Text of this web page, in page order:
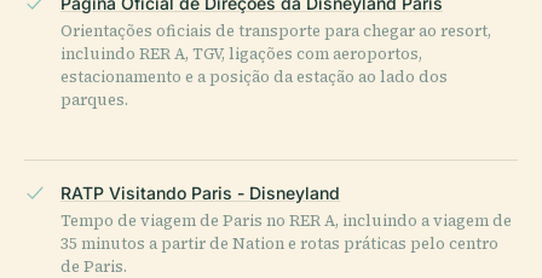
Orientações oficiais de transporte para chegar ao resort,
incluindo RER A, TGV, ligações com aeroportos,
estacionamento e a posição da estação ao lado dos
parques.
RATP Visitando Paris - Disneyland
Tempo de viagem de Paris no RER A, incluindo a viagem de
35 minutos a partir de Nation e rotas práticas pelo centro
de Paris.